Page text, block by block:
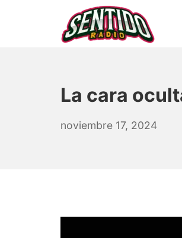
La cara
noviembre 17, 2024